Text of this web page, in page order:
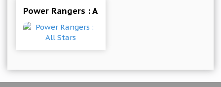
Power Rangers : All Stars